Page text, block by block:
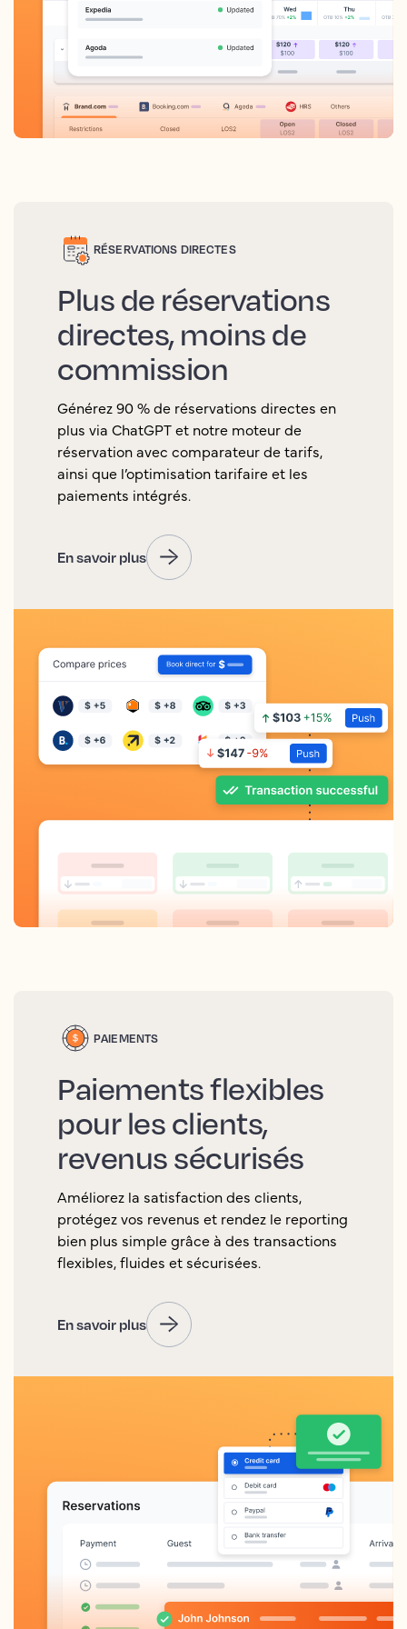
RÉSERVATIONS DIRECTES
Plus de réservations
directes, moins de
commission
Générez 90 % de réservations directes en
plus via ChatGPT et notre moteur de
réservation avec comparateur de tarifs,
ainsi que l’optimisation tarifaire et les
paiements intégrés.
En savoir plus
PAIEMENTS
Paiements flexibles
pour les clients,
revenus sécurisés
Améliorez la satisfaction des clients,
protégez vos revenus et rendez le reporting
bien plus simple grâce à des transactions
flexibles, fluides et sécurisées.
En savoir plus